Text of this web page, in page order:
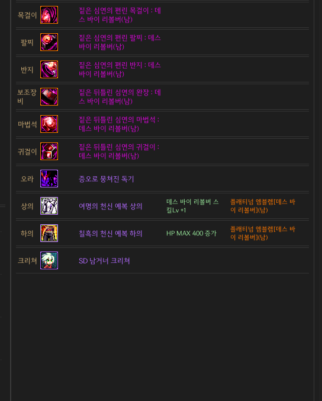
목걸이
짙은 심연의 편린 목걸이 : 데
스 바이 리볼버(남)
팔찌
짙은 심연의 편린 팔찌 : 데스
바이 리볼버(남)
반지
짙은 심연의 편린 반지 : 데스
바이 리볼버(남)
보조장
비
짙은 뒤틀린 심연의 완장 : 데
스 바이 리볼버(남)
마법석
짙은 뒤틀린 심연의 마법석 :
데스 바이 리볼버(남)
귀걸이
짙은 뒤틀린 심연의 귀걸이 :
데스 바이 리볼버(남)
오라 증오로 뭉쳐진 독기
상의 여명의 천신 예복 상의
데스 바이 리볼버 스
킬Lv +1
플래티넘 엠블렘[데스 바
이 리볼버](남)
하의 칠흑의 천신 예복 하의 HP MAX 400 증가
플래티넘 엠블렘[데스 바
이 리볼버](남)
크리쳐 SD 남거너 크리쳐